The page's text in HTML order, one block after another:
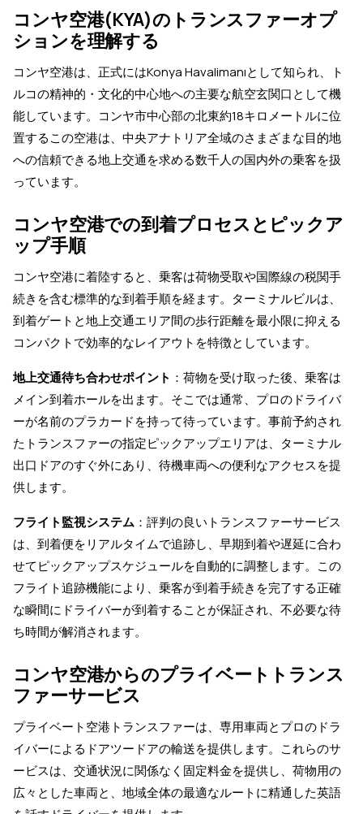
コンヤ空港(KYA)のトランスファーオプ
ションを理解する
コンヤ空港は、正式にはKonya Havalimanıとして知られ、ト
ルコの精神的・文化的中心地への主要な航空玄関口として機
能しています。コンヤ市中心部の北東約18キロメートルに位
置するこの空港は、中央アナトリア全域のさまざまな目的地
への信頼できる地上交通を求める数千人の国内外の乗客を扱
っています。
コンヤ空港での到着プロセスとピックア
ップ手順
コンヤ空港に着陸すると、乗客は荷物受取や国際線の税関手
続きを含む標準的な到着手順を経ます。ターミナルビルは、
到着ゲートと地上交通エリア間の歩行距離を最小限に抑える
コンパクトで効率的なレイアウトを特徴としています。
地上交通待ち合わせポイント ：荷物を受け取った後、乗客は
メイン到着ホールを出ます。そこでは通常、プロのドライバ
ーが名前のプラカードを持って待っています。事前予約され
たトランスファーの指定ピックアップエリアは、ターミナル
出口ドアのすぐ外にあり、待機車両への便利なアクセスを提
供します。
フライト監視システム ：評判の良いトランスファーサービス
は、到着便をリアルタイムで追跡し、早期到着や遅延に合わ
せてピックアップスケジュールを自動的に調整します。この
フライト追跡機能により、乗客が到着手続きを完了する正確
な瞬間にドライバーが到着することが保証され、不必要な待
ち時間が解消されます。
コンヤ空港からのプライベートトランス
ファーサービス
プライベート空港トランスファーは、専用車両とプロのドラ
イバーによるドアツードアの輸送を提供します。これらのサ
ービスは、交通状況に関係なく固定料金を提供し、荷物用の
広々とした車両と、地域全体の最適なルートに精通した英語